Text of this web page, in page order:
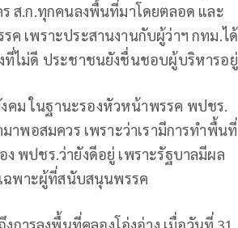
ร ส.ก.ทุกคนลงพื้นที่มาโดยตลอด และ
ค เพราะประสานงานกับผู้ว่าฯ กทม.ได้
ที่ไม่ดี ประชาชนยังชื่นชอบผู้บริหารอยู่
คม ในฐานะรองหัวหน้าพรรค พปชร.
าพอสมควร เพราะว่าเรามีการทำพื้นที่
พปชร.ว่ายังดีอยู่ เพราะรัฐบาลมีผล
เฉพาะผู้ที่สนับสนุนพรรค
ารลงพื้นที่คลองโอ่งอ่าง เมื่อวันที่ 31